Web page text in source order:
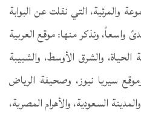
والمرئية، التي نقلت عن البوابة
واسعاً، ونذكر منها: موقع العربية
والشرق الأوسط، والشبيبة
سيريا نيوز، وصحيفة الرياض
السعودية، والأهرام المصرية،